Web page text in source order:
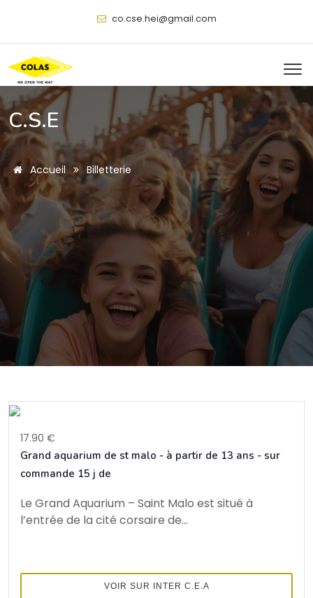
@
C.S.E
Accueil Billetterie
17.90 €
Grand aquarium de st malo - à partir de 13 ans - sur
commande 15 j de
Le Grand Aquarium – Saint Malo est situé à
l’entrée de la cité corsaire de...
VOIR SUR INTER C.E.A